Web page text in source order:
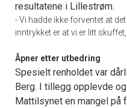
resultatene i Lillestrøm.
- Vi hadde ikke forventet at
inntrykket er at vi er litt skuffet,
Åpner etter utbedring
Spesielt renholdet var
Berg. I tillegg opplevde
Mattilsynet en mangel på